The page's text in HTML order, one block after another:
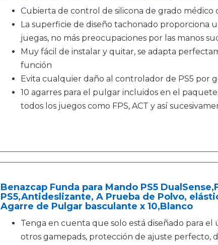
Cubierta de control de silicona de grado médico
La superficie de diseño tachonado proporciona
juegas, no más preocupaciones por las manos
Muy fácil de instalar y quitar, se adapta
función
Evita cualquier daño al controlador de PS5 por
10 agarres para el pulgar incluidos en el
todos los juegos como FPS, ACT y así
Benazcap Funda para Mando PS5
PS5,Antideslizante, A Prueba de Polvo,
Agarre de Pulgar basculante x 10,Blanco
Tenga en cuenta que solo está diseñado para
otros gamepads, protección de ajuste perfecto,